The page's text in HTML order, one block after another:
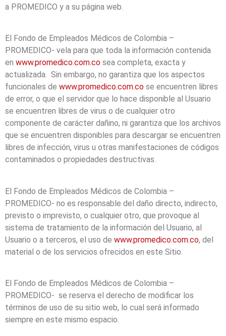
a PROMEDICO y a su página web.
El Fondo de Empleados Médicos de Colombia –
PROMEDICO- vela para que toda la información contenida
en www.promedico.com.co sea completa, exacta y
actualizada. Sin embargo, no garantiza que los aspectos
funcionales de www.promedico.com.co se encuentren libres
de error, o que el servidor que lo hace disponible al Usuario
se encuentren libres de virus o de cualquier otro
componente de carácter dañino, ni garantiza que los archivos
que se encuentren disponibles para descargar se encuentren
libres de infección, virus u otras manifestaciones de códigos
contaminados o propiedades destructivas.
El Fondo de Empleados Médicos de Colombia –
PROMEDICO- no es responsable del daño directo, indirecto,
previsto o imprevisto, o cualquier otro, que provoque al
sistema de tratamiento de la información del Usuario, al
Usuario o a terceros, el uso de www.promedico.com.co, del
material o de los servicios ofrecidos en este Sitio.
El Fondo de Empleados Médicos de Colombia –
PROMEDICO- se reserva el derecho de modificar los
términos de uso de su sitio web, lo cual será informado
siempre en este mismo espacio.